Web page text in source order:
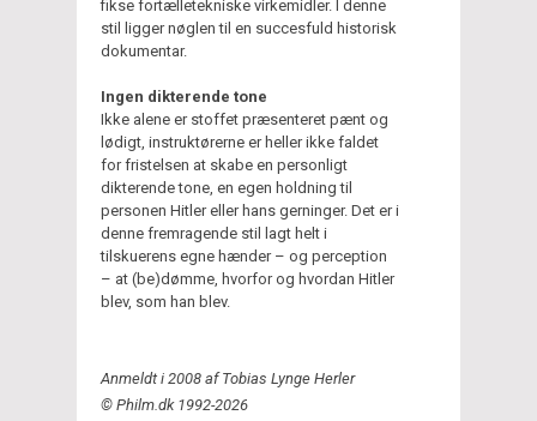
fikse fortælletekniske virkemidler. I denne
stil ligger nøglen til en succesfuld historisk
dokumentar.
Ingen dikterende tone
Ikke alene er stoffet præsenteret pænt og
lødigt, instruktørerne er heller ikke faldet
for fristelsen at skabe en personligt
dikterende tone, en egen holdning til
personen Hitler eller hans gerninger. Det er i
denne fremragende stil lagt helt i
tilskuerens egne hænder – og perception
– at (be)dømme, hvorfor og hvordan Hitler
blev, som han blev.
Anmeldt i 2008 af Tobias Lynge Herler
© Philm.dk 1992-2026